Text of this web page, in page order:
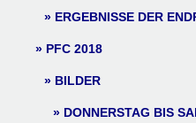
ERGEBNISSE DER
PFC 2018
BILDER
DONNERSTAG BIS